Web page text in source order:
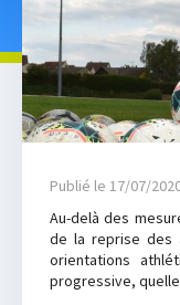
Publié le 17/07/
Au-delà des
de la reprise des
orientations
progressive,